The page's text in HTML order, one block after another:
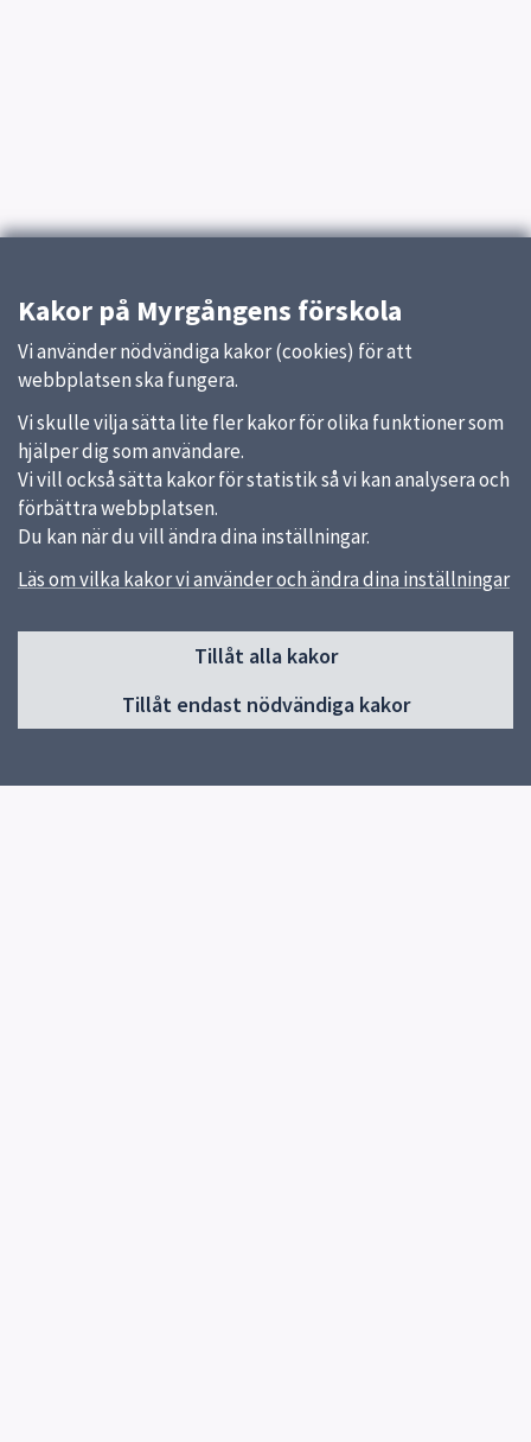
Kakor på Myrgångens förskola
Vi använder nödvändiga kakor (cookies) för att
webbplatsen ska fungera.
Vi skulle vilja sätta lite fler kakor för olika funktioner som
hjälper dig som användare.
Vi vill också sätta kakor för statistik så vi kan analysera och
förbättra webbplatsen.
Du kan när du vill ändra dina inställningar.
Läs om vilka kakor vi använder och ändra dina inställningar
Tillåt alla kakor
Tillåt endast nödvändiga kakor